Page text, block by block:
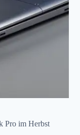
Pro im Herbst